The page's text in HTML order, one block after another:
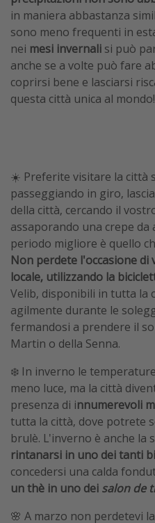
in maniera abbastanza
sono meno frequenti in
nei mesi invernali si può
anche se a volte può fare
coprirsi bene e lasciarsi
questa città unica al mondo!
☀️ Preferite visitare la città
passeggiando in giro,
della città, cercando il
assaporando una crepe da
periodo migliore è quello
Non perdete l'occasione di
locale, utilizzando la
Velib, disponibili in tutta la
agilmente durante le
fermandosi a prendere il
Martin o della Senna.
❄️ In inverno le
meno luce, ma la città
presenza di innumerevoli
tutta la città, dove potrete
brulè. L'inverno è anche
rintanarsi in uno dei tanti
concedersi una calda
un thè in uno dei salon de
🌸 A marzo non perdetevi la